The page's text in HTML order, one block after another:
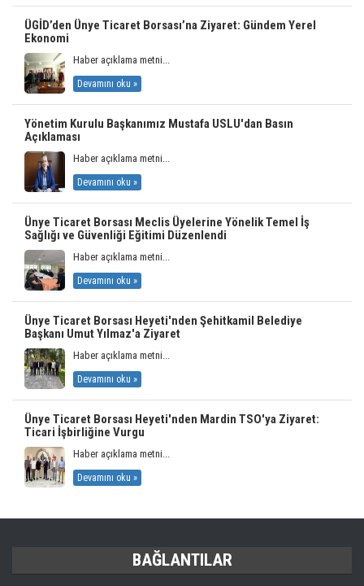
ÜGİD’den Ünye Ticaret Borsası’na Ziyaret: Gündem Yerel
Ekonomi
Haber açıklama metni...
Devamını oku »
Yönetim Kurulu Başkanımız Mustafa USLU'dan Basın
Açıklaması
Haber açıklama metni...
Devamını oku »
Ünye Ticaret Borsası Meclis Üyelerine Yönelik Temel İş
Sağlığı ve Güvenliği Eğitimi Düzenlendi
Haber açıklama metni...
Devamını oku »
Ünye Ticaret Borsası Heyeti'nden Şehitkamil Belediye
Başkanı Umut Yılmaz'a Ziyaret
Haber açıklama metni...
Devamını oku »
Ünye Ticaret Borsası Heyeti'nden Mardin TSO'ya Ziyaret:
Ticari İşbirliğine Vurgu
Haber açıklama metni...
Devamını oku »
BAĞLANTILAR